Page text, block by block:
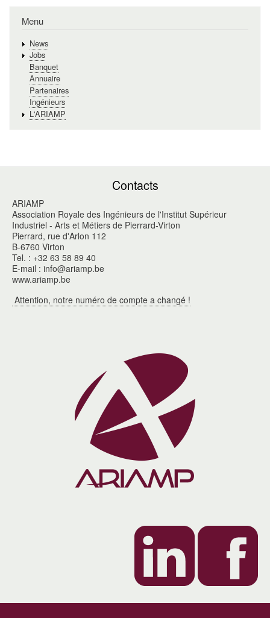
Menu
News
Jobs
Banquet
Annuaire
Partenaires
Ingénieurs
L'ARIAMP
Contacts
ARIAMP
Association Royale des Ingénieurs de l'Institut Supérieur
Industriel - Arts et Métiers de Pierrard-Virton
Pierrard, rue d'Arlon 112
B-6760 Virton
Tel. : +32 63 58 89 40
E-mail : info@ariamp.be
www.ariamp.be
Attention, notre numéro de compte a changé !